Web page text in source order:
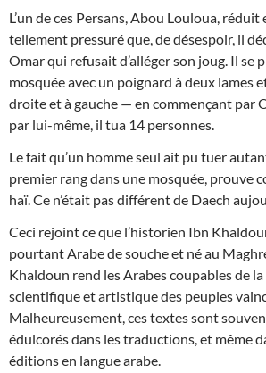
L’un de ces Persans, Abou Louloua, réduit
tellement pressuré que, de désespoir, il
Omar qui refusait d’alléger son joug. Il se
mosquée avec un poignard à deux lames
droite et à gauche — en commençant par
par lui-même, il tua 14 personnes.
Le fait qu’un homme seul ait pu tuer
premier rang dans une mosquée, prouve
haï. Ce n’était pas différent de Daech
Ceci rejoint ce que l’historien Ibn
pourtant Arabe de souche et né au
Khaldoun rend les Arabes coupables de
scientifique et artistique des peuples
Malheureusement, ces textes sont
édulcorés dans les traductions, et même
éditions en langue arabe.